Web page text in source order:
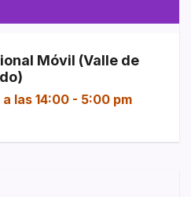
Móvil (Valle de
las 14:00 - 5:00 pm